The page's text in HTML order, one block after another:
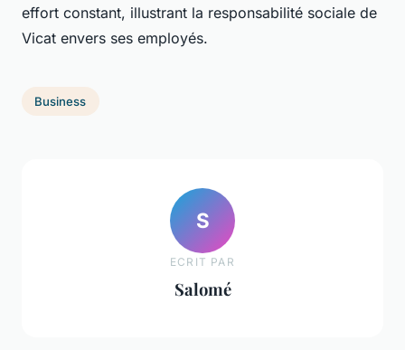
effort constant, illustrant la responsabilité sociale de
Vicat envers ses employés.
Business
S
ECRIT PAR
Salomé